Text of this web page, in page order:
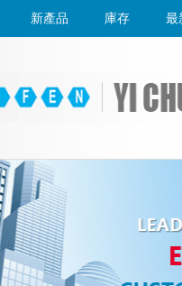
新產品 庫存 最